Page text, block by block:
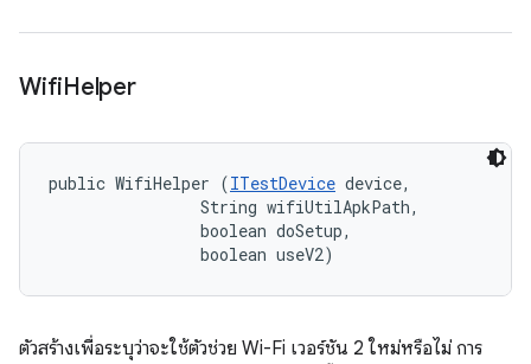
WifiHelper
public WifiHelper (ITestDevice device,
                String wifiUtilApkPath,
                boolean doSetup,
                boolean useV2)
ตัวสร้างเพื่อระบุว่าจะใช้ตัวช่วย Wi-Fi เวอร์ชัน 2 ใหม่หรือไม่ การ